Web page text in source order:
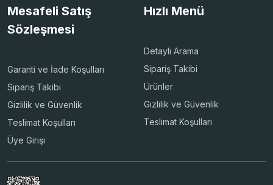
Mesafeli Satış
Sözleşmesi
Garanti ve İade Koşulları
Sipariş Takibi
Gizlilik ve Güvenlik
Teslimat Koşulları
Üye Girişi
Hızlı Menü
Detaylı Arama
Sipariş Takibi
Ürünler
Gizlilik ve Güvenlik
Teslimat Koşulları